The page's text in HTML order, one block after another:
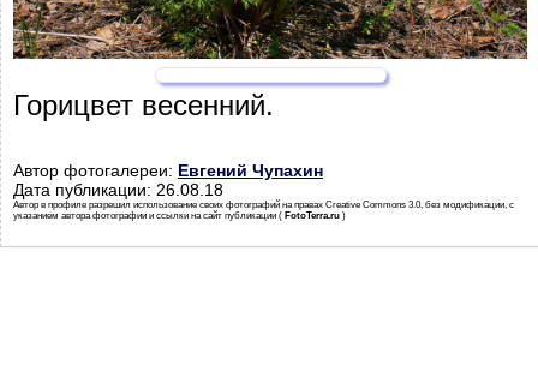
Горицвет весенний.
Автор фотогалереи: Евгений Чупахин
Дата публикации: 26.08.18
Автор в профиле разрешил использование своих фотографий на правах Creative Commons 3.0, без модификации, с
указанием автора фотографии и ссылки на сайт публикации ( FotoTerra.ru )